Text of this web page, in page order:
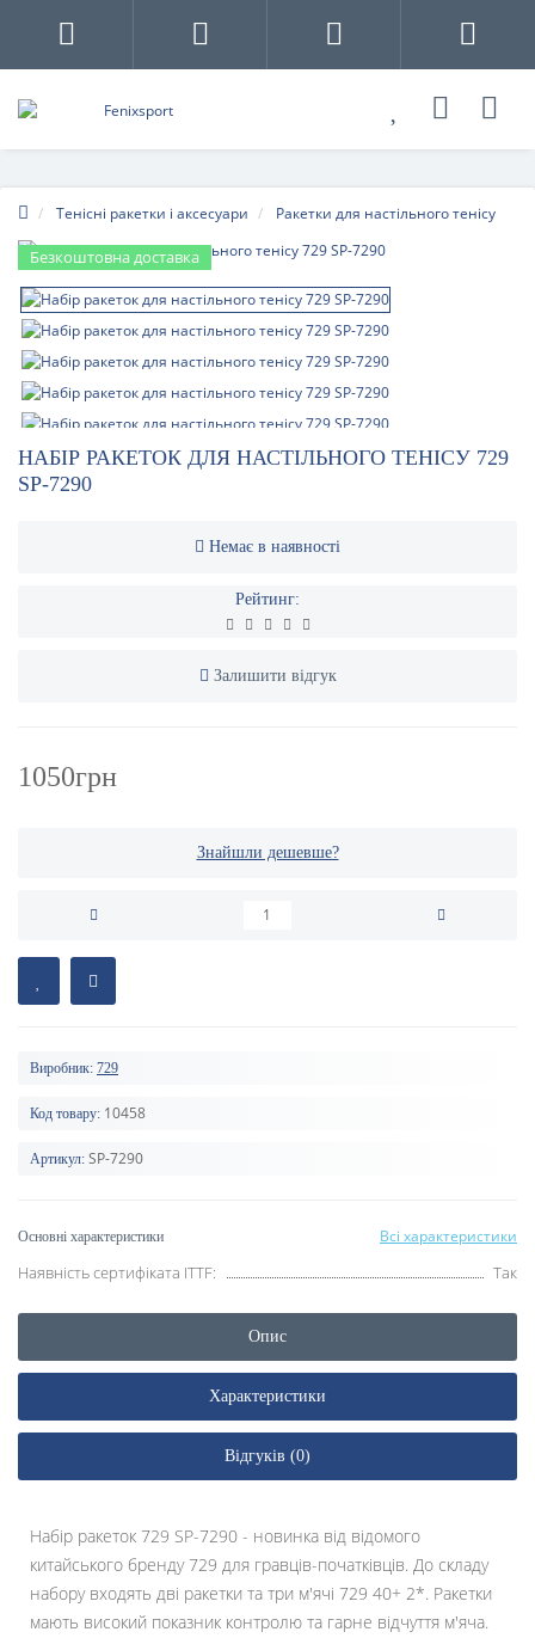
Тенісні ракетки і аксесуари Ракетки для настільного тенісу
Безкоштовна доставка
НАБІР РАКЕТОК ДЛЯ НАСТІЛЬНОГО ТЕНІСУ 729
SP-7290
Немає в наявності
Рейтинг:
Залишити відгук
1050грн
Знайшли дешевше?
Виробник: 729
Код товару: 10458
Артикул: SP-7290
Основні характеристики Всі характеристики
Наявність сертифіката ITTF: Так
Опис
Характеристики
Відгуків (0)
Набір ракеток 729 SP-7290 - новинка від відомого
китайського бренду 729 для гравців-початківців. До складу
набору входять дві ракетки та три м'ячі 729 40+ 2*. Ракетки
мають високий показник контролю та гарне відчуття м'яча.